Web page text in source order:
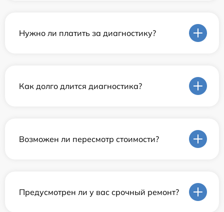
Нужно ли платить за диагностику?
Как долго длится диагностика?
Возможен ли пересмотр стоимости?
Предусмотрен ли у вас срочный ремонт?